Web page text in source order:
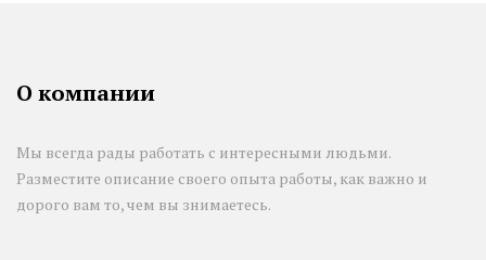
О компании
Мы всегда рады работать с интересными людьми.
Разместите описание своего опыта работы, как важно и
дорого вам то, чем вы знимаетесь.